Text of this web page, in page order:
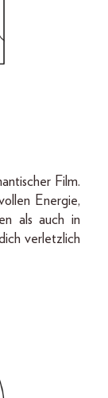
Film.
Energie,
als auch in
verletzlich